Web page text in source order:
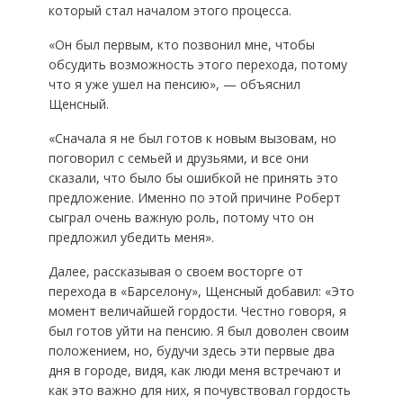
который стал началом этого процесса.
«Он был первым, кто позвонил мне, чтобы
обсудить возможность этого перехода, потому
что я уже ушел на пенсию», — объяснил
Щенсный.
«Сначала я не был готов к новым вызовам, но
поговорил с семьей и друзьями, и все они
сказали, что было бы ошибкой не принять это
предложение. Именно по этой причине Роберт
сыграл очень важную роль, потому что он
предложил убедить меня».
Далее, рассказывая о своем восторге от
перехода в «Барселону», Щенсный добавил: «Это
момент величайшей гордости. Честно говоря, я
был готов уйти на пенсию. Я был доволен своим
положением, но, будучи здесь эти первые два
дня в городе, видя, как люди меня встречают и
как это важно для них, я почувствовал гордость